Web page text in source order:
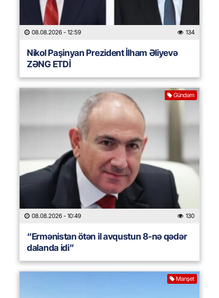
08.08.2026 - 12:59 134
Nikol Paşinyan Prezident İlham Əliyevə
ZƏNG ETDİ
Gündəm
08.08.2026 - 10:49 130
“Ermənistan ötən il avqustun 8-nə qədər
dalanda idi”
Manşet